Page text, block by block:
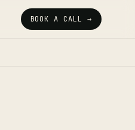
BOOK A CALL →